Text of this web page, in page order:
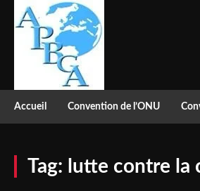
Accueil Convention de l’ONU
Tag: lutte contre la